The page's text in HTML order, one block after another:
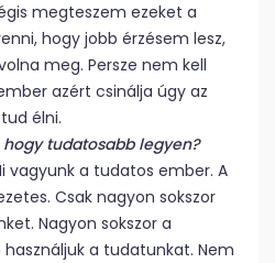
megteszem ezeket a
hogy jobb érzésem lesz,
meg. Persze nem kell
azért csinálja úgy az
élni.
tudatosabb legyen?
vagyunk a tudatos ember. A
Csak nagyon sokszor
Nagyon sokszor a
a tudatunkat. Nem